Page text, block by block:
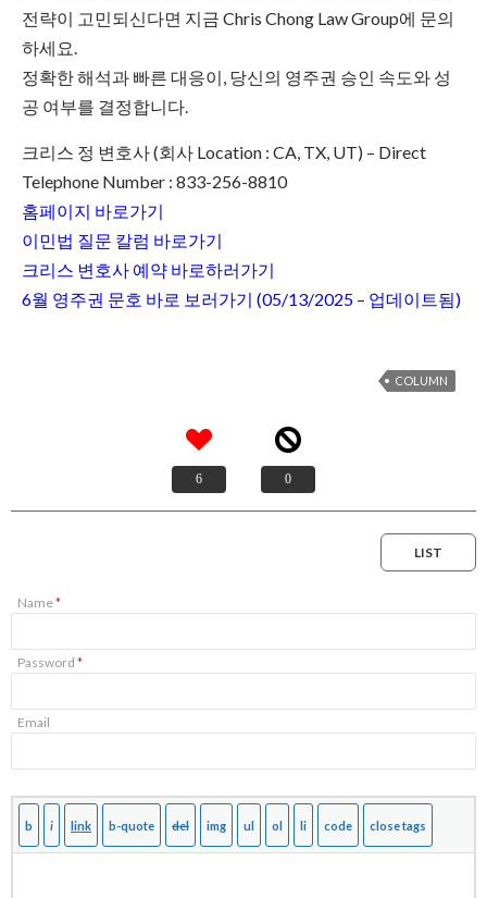
전략이 고민되신다면 지금 Chris Chong Law Group에 문의
하세요.
정확한 해석과 빠른 대응이, 당신의 영주권 승인 속도와 성
공 여부를 결정합니다.
크리스 정 변호사 (회사 Location : CA, TX, UT) – Direct
Telephone Number : 833-256-8810
홈페이지 바로가기
이민법 질문 칼럼 바로가기
크리스 변호사 예약 바로하러가기
6월 영주권 문호 바로 보러가기 (05/13/2025 – 업데이트됨)
COLUMN
6 0
LIST
Name*
Password *
Email